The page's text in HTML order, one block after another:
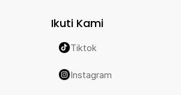
Ikuti Kami
Tiktok
Instagram